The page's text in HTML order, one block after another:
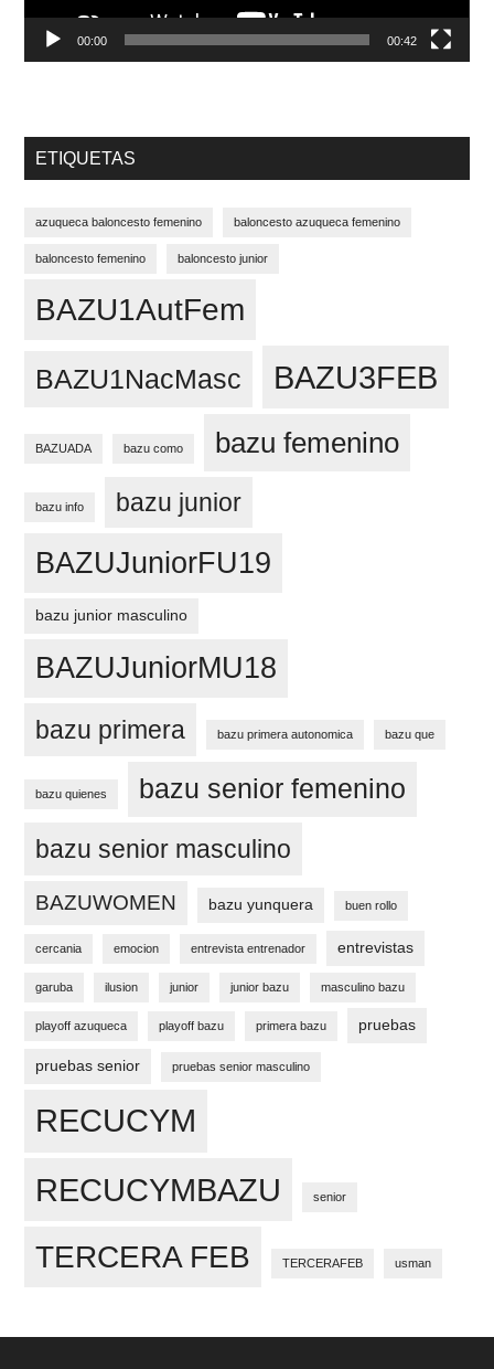
00:00 00:42
ETIQUETAS
azuqueca baloncesto femenino baloncesto azuqueca femenino
baloncesto femenino baloncesto junior
BAZU1AutFem
BAZU1NacMasc BAZU3FEB
BAZUADA bazu como bazu femenino
bazu info bazu junior
BAZUJuniorFU19
bazu junior masculino
BAZUJuniorMU18
bazu primera bazu primera autonomica bazu que
bazu quienes bazu senior femenino
bazu senior masculino
BAZUWOMEN bazu yunquera buen rollo
cercania emocion entrevista entrenador entrevistas
garuba ilusion junior junior bazu masculino bazu
playoff azuqueca playoff bazu primera bazu pruebas
pruebas senior pruebas senior masculino
RECUCYM
RECUCYMBAZU senior
TERCERA FEB TERCERAFEB usman